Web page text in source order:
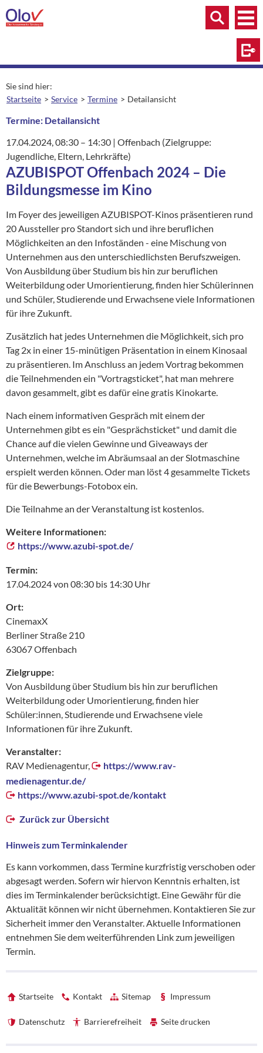
Zum Inhalt springen
Menü
Menü
Suche
Sie sind hier:
Startseite
Service Termine aktuelle Seite:
Detailansicht
Termine: Detailansicht
17.04.2024, 08:30 – 14:30 | Ort:
Offenbach (Zielgruppe:
Jugendliche, Eltern, Lehrkräfte)
AZUBISPOT Offenbach 2024 – Die
Bildungsmesse im Kino
Im Foyer des jeweiligen AZUBISPOT-Kinos präsentieren rund
20 Aussteller pro Standort sich und ihre beruflichen
Möglichkeiten an den Infoständen - eine Mischung von
Unternehmen aus den unterschiedlichsten Berufszweigen.
Von Ausbildung über Studium bis hin zur beruflichen
Weiterbildung oder Umorientierung, finden hier Schülerinnen
und Schüler, Studierende und Erwachsene viele Informationen
für ihre Zukunft.
Zusätzlich hat jedes Unternehmen die Möglichkeit, sich pro
Tag 2x in einer 15-minütigen Präsentation in einem Kinosaal
zu präsentieren. Im Anschluss an jedem Vortrag bekommen
die Teilnehmenden ein "Vortragsticket", hat man mehrere
davon gesammelt, gibt es dafür eine gratis Kinokarte.
Nach einem informativen Gespräch mit einem der
Unternehmen gibt es ein "Gesprächsticket" und damit die
Chance auf die vielen Gewinne und Giveaways der
Unternehmen, welche im Abräumsaal an der Slotmaschine
erspielt werden können. Oder man löst 4 gesammelte Tickets
für die Bewerbungs-Fotobox ein.
Die Teilnahme an der Veranstaltung ist kostenlos.
Weitere Informationen:
https://www.azubi-spot.de/
Termin:
17.04.2024 von 08:30 bis 14:30 Uhr
Ort:
CinemaxX
Berliner Straße 210
63067 Offenbach
Zielgruppe:
Von Ausbildung über Studium bis hin zur beruflichen
Weiterbildung oder Umorientierung, finden hier
Schüler:innen, Studierende und Erwachsene viele
Informationen für ihre Zukunft.
Veranstalter:
RAV Medienagentur,
https://www.rav-
medienagentur.de/
https://www.azubi-spot.de/kontakt
Zurück zur Übersicht
Hinweis zum Terminkalender
Es kann vorkommen, dass Termine kurzfristig verschoben oder
abgesagt werden. Sofern wir hiervon Kenntnis erhalten, ist
dies im Terminkalender berücksichtigt. Eine Gewähr für die
Aktualität können wir nicht übernehmen. Kontaktieren Sie zur
Sicherheit immer den Veranstalter. Aktuelle Informationen
entnehmen Sie dem weiterführenden Link zum jeweiligen
Termin.
Startseite Kontakt Sitemap Impressum
Datenschutz Barrierefreiheit Seite drucken